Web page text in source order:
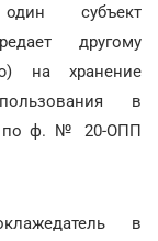
субъект
другому
на хранение
в
по ф. № 20-ОПП
в